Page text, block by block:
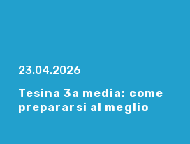
23.04.2026
Tesina 3a media: come
prepararsi al meglio